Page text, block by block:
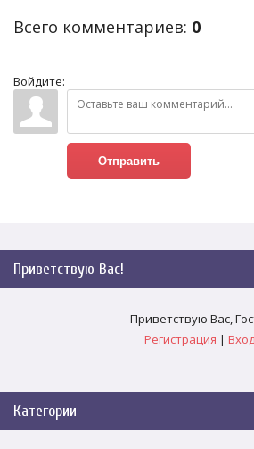
Всего комментариев: 0
Войдите:
Отправить
Приветствую Вас!
Приветствую Вас,
Регистрация |
Категории